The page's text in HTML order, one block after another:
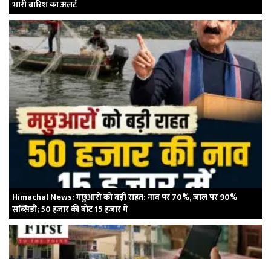
भारी बारिश का अलर्ट
Himachal News: मछुआरों को बड़ी राहत: नाव पर 70%, जाल पर 90%
सब्सिडी; 50 हजार की बोट 15 हजार में